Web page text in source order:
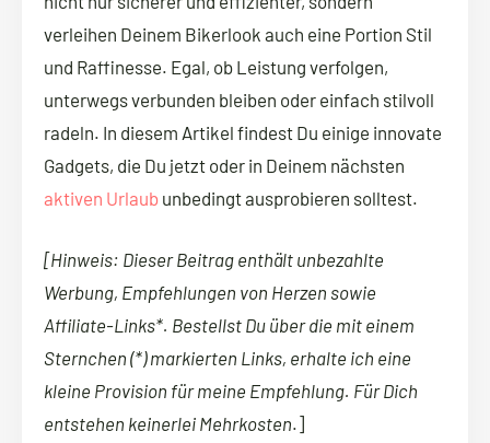
verleihen Deinem Bikerlook auch eine Portion Stil
und Raffinesse. Egal, ob Leistung verfolgen,
unterwegs verbunden bleiben oder einfach stilvoll
radeln. In diesem Artikel findest Du einige innovate
Gadgets, die Du jetzt oder in Deinem nächsten
aktiven Urlaub unbedingt ausprobieren solltest.
[Hinweis: Dieser Beitrag enthält unbezahlte
Werbung, Empfehlungen von Herzen sowie
Affiliate-Links*. Bestellst Du über die mit einem
Sternchen (*) markierten Links, erhalte ich eine
kleine Provision für meine Empfehlung. Für Dich
entstehen keinerlei Mehrkosten.]